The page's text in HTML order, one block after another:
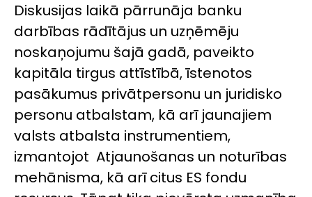
Diskusijas laikā pārrunāja banku
darbības rādītājus un uzņēmēju
noskaņojumu šajā gadā, paveikto
kapitāla tirgus attīstībā, īstenotos
pasākumus privātpersonu un juridisko
personu atbalstam, kā arī jaunajiem
valsts atbalsta instrumentiem,
izmantojot Atjaunošanas un noturības
mehānisma, kā arī citus ES fondu